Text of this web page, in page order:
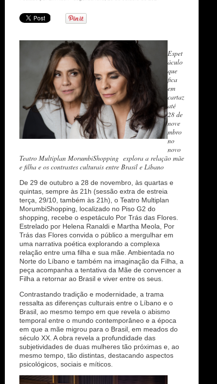
Espet
áculo
que
fica
em
cartaz
até
28 de
nove
mbro
no
novo
Teatro Multiplan MorumbiShopping explora a relação mãe
e filha e os contrastes culturais entre Brasil e Líbano
De 29 de outubro a 28 de novembro, às quartas e
quintas, sempre às 21h (sessão extra de estreia
terça, 29/10, também às 21h), o Teatro Multiplan
MorumbiShopping, localizado no Piso G2 do
shopping, recebe o espetáculo Por Trás das Flores.
Estrelado por Helena Ranaldi e Martha Meola, Por
Trás das Flores convida o público a mergulhar em
uma narrativa poética explorando a complexa
relação entre uma filha e sua mãe. Ambientada no
Norte do Líbano e também na imaginação da Filha, a
peça acompanha a tentativa da Mãe de convencer a
Filha a retornar ao Brasil e viver entre os seus.
Contrastando tradição e modernidade, a trama
ressalta as diferenças culturais entre o Líbano e o
Brasil, ao mesmo tempo em que revela o abismo
temporal entre o mundo contemporâneo e a época
em que a mãe migrou para o Brasil, em meados do
século XX. A obra revela a profundidade das
subjetividades de duas mulheres tão próximas e, ao
mesmo tempo, tão distintas, destacando aspectos
psicológicos, sociais e míticos.